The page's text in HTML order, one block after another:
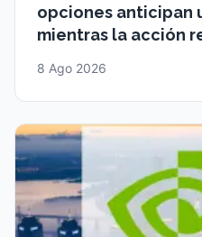
opciones anticipan
mientras la acción
8 Ago 2026